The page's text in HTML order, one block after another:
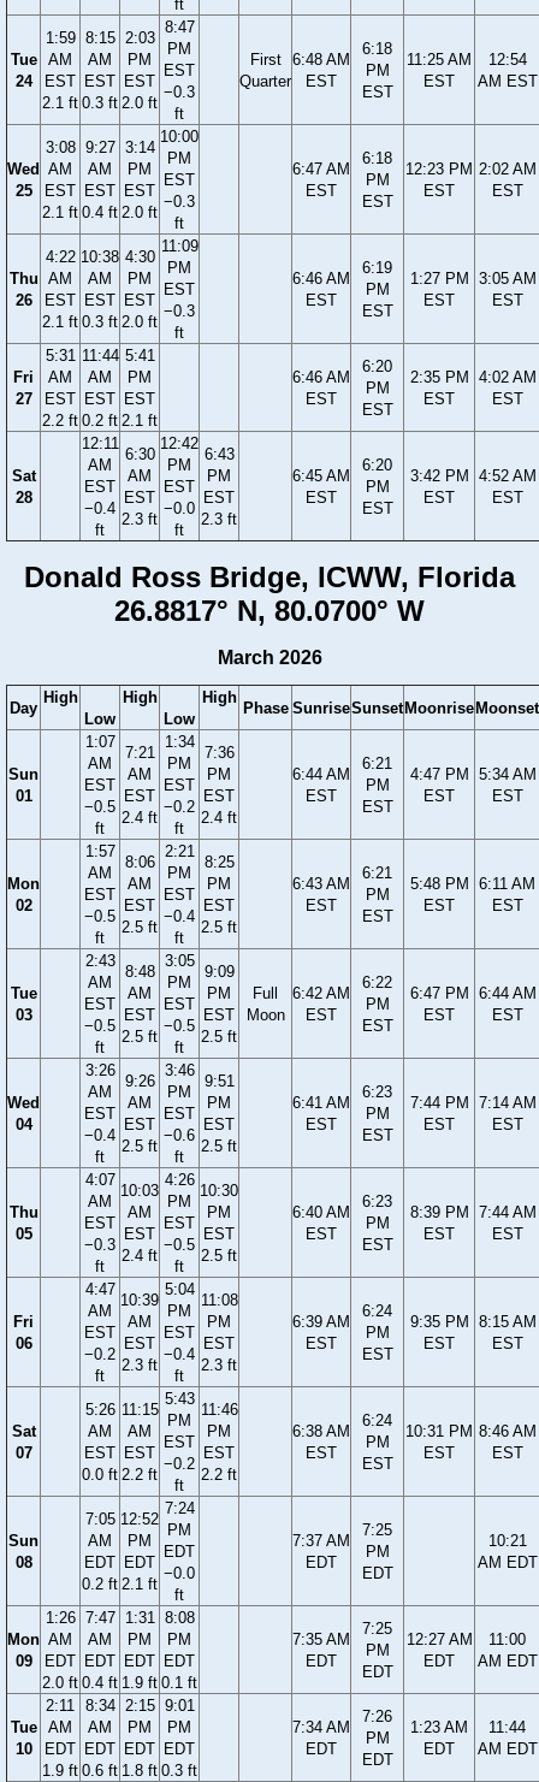
ft
Tue
24
1:59
AM
EST
2.1 ft
8:15
AM
EST
0.3 ft
2:03
PM
EST
2.0 ft
8:47
PM
EST
−0.3
ft
First
Quarter
6:48 AM
EST
6:18
PM
EST
11:25 AM
EST
12:54
AM EST
Wed
25
3:08
AM
EST
2.1 ft
9:27
AM
EST
0.4 ft
3:14
PM
EST
2.0 ft
10:00
PM
EST
−0.3
ft
6:47 AM
EST
6:18
PM
EST
12:23 PM
EST
2:02 AM
EST
Thu
26
4:22
AM
EST
2.1 ft
10:38
AM
EST
0.3 ft
4:30
PM
EST
2.0 ft
11:09
PM
EST
−0.3
ft
6:46 AM
EST
6:19
PM
EST
1:27 PM
EST
3:05 AM
EST
Fri
27
5:31
AM
EST
2.2 ft
11:44
AM
EST
0.2 ft
5:41
PM
EST
2.1 ft
6:46 AM
EST
6:20
PM
EST
2:35 PM
EST
4:02 AM
EST
Sat
28
12:11
AM
EST
−0.4
ft
6:30
AM
EST
2.3 ft
12:42
PM
EST
−0.0
ft
6:43
PM
EST
2.3 ft
6:45 AM
EST
6:20
PM
EST
3:42 PM
EST
4:52 AM
EST
Donald Ross Bridge, ICWW, Florida
26.8817° N, 80.0700° W
March 2026
Day
High
Low
High
Low
High
Phase SunriseSunset Moonrise Moonset
Sun
01
1:07
AM
EST
−0.5
ft
7:21
AM
EST
2.4 ft
1:34
PM
EST
−0.2
ft
7:36
PM
EST
2.4 ft
6:44 AM
EST
6:21
PM
EST
4:47 PM
EST
5:34 AM
EST
Mon
02
1:57
AM
EST
−0.5
ft
8:06
AM
EST
2.5 ft
2:21
PM
EST
−0.4
ft
8:25
PM
EST
2.5 ft
6:43 AM
EST
6:21
PM
EST
5:48 PM
EST
6:11 AM
EST
Tue
03
2:43
AM
EST
−0.5
ft
8:48
AM
EST
2.5 ft
3:05
PM
EST
−0.5
ft
9:09
PM
EST
2.5 ft
Full
Moon
6:42 AM
EST
6:22
PM
EST
6:47 PM
EST
6:44 AM
EST
Wed
04
3:26
AM
EST
−0.4
ft
9:26
AM
EST
2.5 ft
3:46
PM
EST
−0.6
ft
9:51
PM
EST
2.5 ft
6:41 AM
EST
6:23
PM
EST
7:44 PM
EST
7:14 AM
EST
Thu
05
4:07
AM
EST
−0.3
ft
10:03
AM
EST
2.4 ft
4:26
PM
EST
−0.5
ft
10:30
PM
EST
2.5 ft
6:40 AM
EST
6:23
PM
EST
8:39 PM
EST
7:44 AM
EST
Fri
06
4:47
AM
EST
−0.2
ft
10:39
AM
EST
2.3 ft
5:04
PM
EST
−0.4
ft
11:08
PM
EST
2.3 ft
6:39 AM
EST
6:24
PM
EST
9:35 PM
EST
8:15 AM
EST
Sat
07
5:26
AM
EST
0.0 ft
11:15
AM
EST
2.2 ft
5:43
PM
EST
−0.2
ft
11:46
PM
EST
2.2 ft
6:38 AM
EST
6:24
PM
EST
10:31 PM
EST
8:46 AM
EST
Sun
08
7:05
AM
EDT
0.2 ft
12:52
PM
EDT
2.1 ft
7:24
PM
EDT
−0.0
ft
7:37 AM
EDT
7:25
PM
EDT
10:21
AM EDT
Mon
09
1:26
AM
EDT
2.0 ft
7:47
AM
EDT
0.4 ft
1:31
PM
EDT
1.9 ft
8:08
PM
EDT
0.1 ft
7:35 AM
EDT
7:25
PM
EDT
12:27 AM
EDT
11:00
AM EDT
Tue
10
2:11
AM
EDT
1.9 ft
8:34
AM
EDT
0.6 ft
2:15
PM
EDT
1.8 ft
9:01
PM
EDT
0.3 ft
7:34 AM
EDT
7:26
PM
EDT
1:23 AM
EDT
11:44
AM EDT